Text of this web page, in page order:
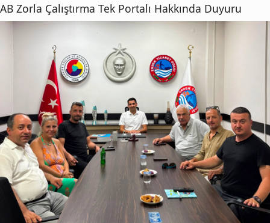
AB Zorla Çalıştırma Tek Portalı Hakkında Duyuru